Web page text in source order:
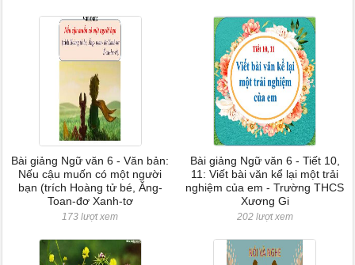
Bài giảng Ngữ văn 6 - Văn bản:
Nếu cậu muốn có một người
bạn (trích Hoàng tử bé, Ăng-
Toan-đơ Xanh-tơ
173 lượt xem
Bài giảng Ngữ văn 6 - Tiết 10,
11: Viết bài văn kể lại một trải
nghiệm của em - Trường THCS
Xương Gi
202 lượt xem